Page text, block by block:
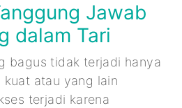
Jawab
dalam Tari
bagus tidak terjadi hanya
kuat atau yang lain
terjadi karena